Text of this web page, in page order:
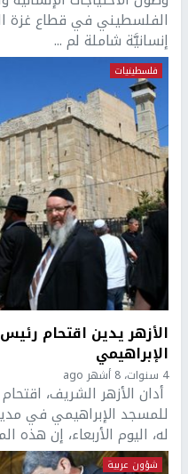
الفلسطيني في قطاع غزة
إنسانيَّة شاملة لم ...
فلسطينيات
الأزهر يدين اقتحام
الإبراهيمي
4 سنوات، 8 أشهر ago
أدان الأزهر الشريف،
للمسجد الإبراهيمي في
له، اليوم الأربعاء، إن هذه
شؤون عربية